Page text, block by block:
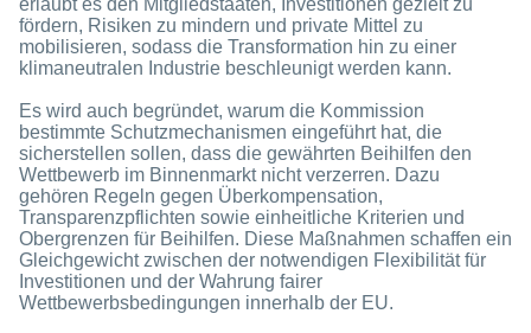
fördern, Risiken zu mindern und private Mittel zu
mobilisieren, sodass die Transformation hin zu einer
klimaneutralen Industrie beschleunigt werden kann.
Es wird auch begründet, warum die Kommission
bestimmte Schutzmechanismen eingeführt hat, die
sicherstellen sollen, dass die gewährten Beihilfen den
Wettbewerb im Binnenmarkt nicht verzerren. Dazu
gehören Regeln gegen Überkompensation,
Transparenzpflichten sowie einheitliche Kriterien und
Obergrenzen für Beihilfen. Diese Maßnahmen schaffen ein
Gleichgewicht zwischen der notwendigen Flexibilität für
Investitionen und der Wahrung fairer
Wettbewerbsbedingungen innerhalb der EU.